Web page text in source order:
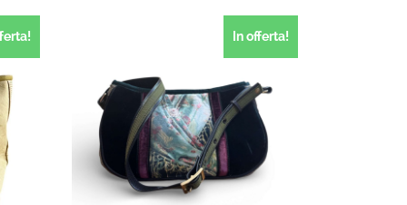
In offerta!